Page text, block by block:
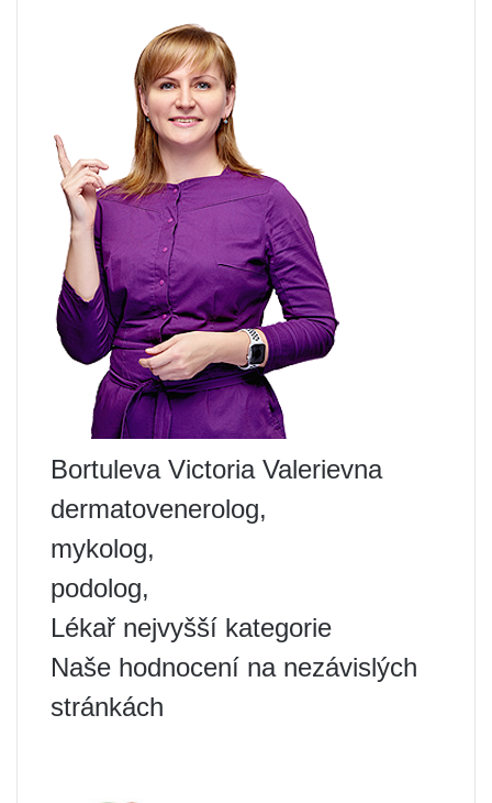
Bortuleva Victoria Valerievna
dermatovenerolog,
mykolog,
podolog,
Lékař nejvyšší kategorie
Naše hodnocení na nezávislých
stránkách